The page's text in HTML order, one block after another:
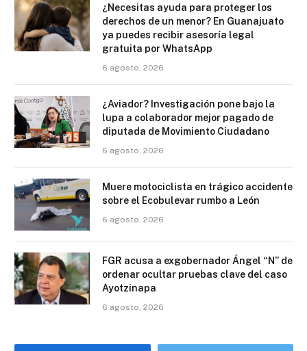
¿Necesitas ayuda para proteger los
derechos de un menor? En Guanajuato
ya puedes recibir asesoría legal
gratuita por WhatsApp
6 agosto, 2026
¿Aviador? Investigación pone bajo la
lupa a colaborador mejor pagado de
diputada de Movimiento Ciudadano
6 agosto, 2026
Muere motociclista en trágico accidente
sobre el Ecobulevar rumbo a León
6 agosto, 2026
FGR acusa a exgobernador Ángel “N” de
ordenar ocultar pruebas clave del caso
Ayotzinapa
6 agosto, 2026